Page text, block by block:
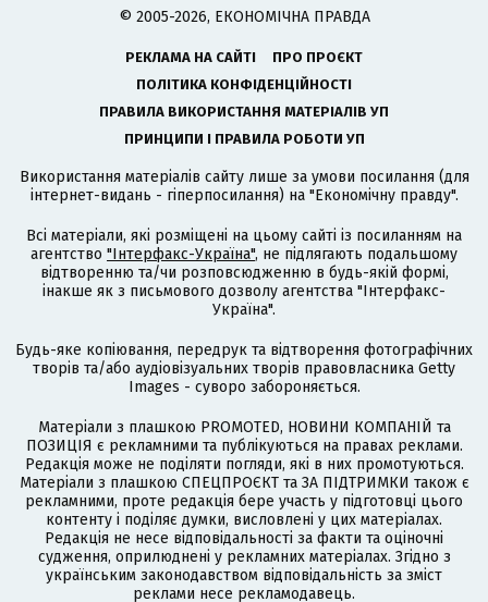
© 2005-2026, ЕКОНОМІЧНА ПРАВДА
РЕКЛАМА НА САЙТІ
ПРО ПРОЄКТ
ПОЛІТИКА КОНФІДЕНЦІЙНОСТІ
ПРАВИЛА ВИКОРИСТАННЯ МАТЕРІАЛІВ УП
ПРИНЦИПИ І ПРАВИЛА РОБОТИ УП
Використання матеріалів сайту лише за умови посилання (для
інтернет-видань - гіперпосилання) на "Економічну правду".
Всі матеріали, які розміщені на цьому сайті із посиланням на
агентство "Інтерфакс-Україна", не підлягають подальшому
відтворенню та/чи розповсюдженню в будь-якій формі,
інакше як з письмового дозволу агентства "Інтерфакс-
Україна".
Будь-яке копіювання, передрук та відтворення фотографічних
творів та/або аудіовізуальних творів правовласника Getty
Images - суворо забороняється.
Матеріали з плашкою PROMOTED, НОВИНИ КОМПАНІЙ та
ПОЗИЦІЯ є рекламними та публікуються на правах реклами.
Редакція може не поділяти погляди, які в них промотуються.
Матеріали з плашкою СПЕЦПРОЄКТ та ЗА ПІДТРИМКИ також є
рекламними, проте редакція бере участь у підготовці цього
контенту і поділяє думки, висловлені у цих матеріалах.
Редакція не несе відповідальності за факти та оціночні
судження, оприлюднені у рекламних матеріалах. Згідно з
українським законодавством відповідальність за зміст
реклами несе рекламодавець.